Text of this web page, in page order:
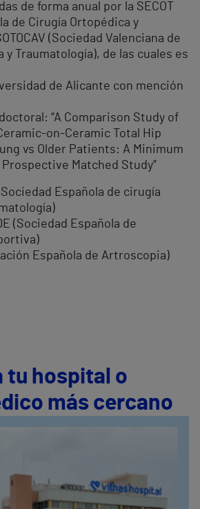
de forma anual por la SECOT
de Cirugía Ortopédica y
(Sociedad Valenciana de
y Traumatología), de las cuales es
de Alicante con mención
“A Comparison Study of
on-Ceramic Total Hip
vs Older Patients: A Minimum
Prospective Matched Study”
Española de cirugía
(Sociedad Española de
Española de Artroscopia)
tu hospital o
más cercano